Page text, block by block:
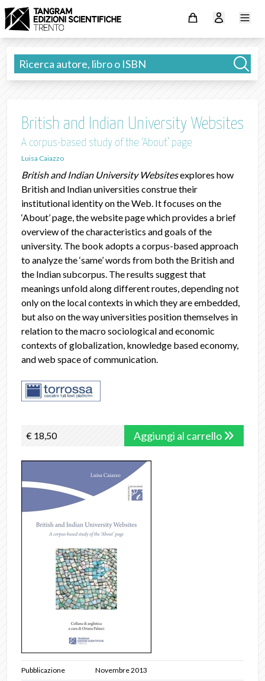
British and Indian University Websites
A corpus-based study of the ‘About’ page
Luisa Caiazzo
British and Indian University Websitesexplores how
British and Indian universities construe their
institutional identity on the Web. It focuses on the
‘About’ page, the website page which provides a brief
overview of the characteristics and goals of the
university. The book adopts a corpus-based approach
to analyze the ‘same’ words from both the British and
the Indian subcorpus. The results suggest that
meanings unfold along different routes, depending not
only on the local contexts in which they are embedded,
but also on the way universities position themselves in
relation to the macro sociological and economic
contexts of globalization, knowledge based economy,
and web space of communication.
€ 18,50 Aggiungi al carrello
Pubblicazione Novembre 2013